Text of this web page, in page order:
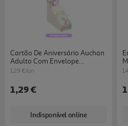
Cartão De Aniversário Auchan
Adulto Com Envelope
Modelos Sortidos
1.29 €/un
1,29 €
Indisponível online